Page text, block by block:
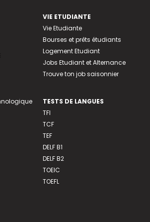
VIE ETUDIANTE
Vie Etudiante
Bourses et prêts étudiants
Logement Etudiant
Jobs Etudiant et Alternance
Trouve ton job saisonnier
TESTS DE LANGUES
TFI
TCF
TEF
DELF B1
DELF B2
TOEIC
TOEFL